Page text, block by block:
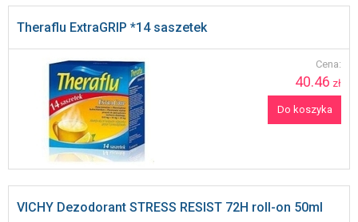
Theraflu ExtraGRIP *14 saszetek
Cena:
40.46 zł
Do koszyka
VICHY Dezodorant STRESS RESIST 72H roll-on 50ml